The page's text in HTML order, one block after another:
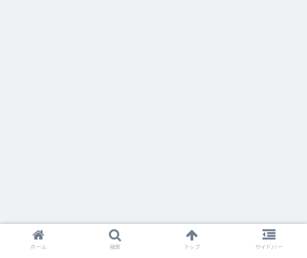
ホーム 検索 トップ サイドバー